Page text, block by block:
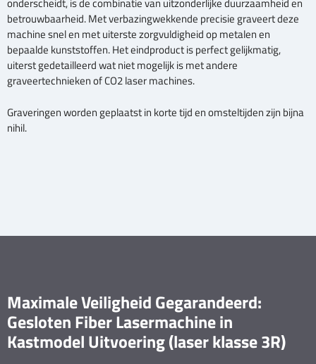
onderscheidt, is de combinatie van uitzonderlijke duurzaamheid en
betrouwbaarheid. Met verbazingwekkende precisie graveert deze
machine snel en met uiterste zorgvuldigheid op metalen en
bepaalde kunststoffen. Het eindproduct is perfect gelijkmatig,
uiterst gedetailleerd wat niet mogelijk is met andere
graveertechnieken of CO2 laser machines.
Graveringen worden geplaatst in korte tijd en omsteltijden zijn bijna
nihil.
Maximale Veiligheid Gegarandeerd:
Gesloten Fiber Lasermachine in
Kastmodel Uitvoering (laser klasse 3R)